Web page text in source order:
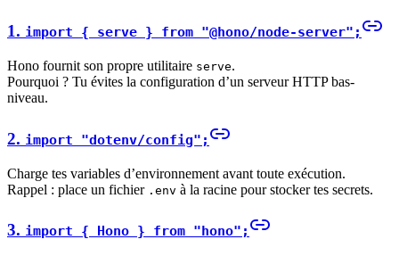
1. import { serve } from "@hono/node-server";
Hono fournit son propre utilitaire serve.
Pourquoi ? Tu évites la configuration d’un serveur HTTP bas-
niveau.
2. import "dotenv/config";
Charge tes variables d’environnement avant toute exécution.
Rappel : place un fichier .env à la racine pour stocker tes secrets.
3. import { Hono } from "hono";